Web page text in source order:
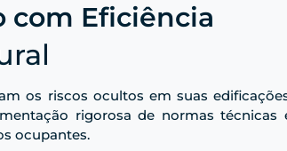
com Eficiência
os riscos ocultos em suas
rigorosa de normas técnicas
ocupantes.